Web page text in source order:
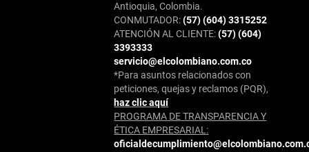
Antioquia, Colombia.
CONMUTADOR:(57) (604) 3315252
ATENCIÓN AL CLIENTE:(57) (604)
3393333
servicio@elcolombiano.com.co
*Para asuntos relacionados con
peticiones, quejas y reclamos (PQR),
haz clic aquí
PROGRAMA DE TRANSPARENCIA Y
ÉTICA EMPRESARIAL: